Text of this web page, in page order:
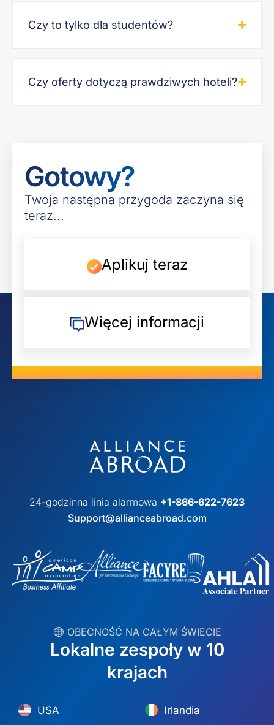
Czy to tylko dla studentów?
Czy oferty dotyczą prawdziwych hoteli?
Gotowy?
Twoja następna przygoda zaczyna się
teraz...
Aplikuj teraz
Więcej informacji
24-godzinna linia alarmowa +1-866-622-7623
Support@allianceabroad.com
︎ OBECNOŚĆ NA CAŁYM ŚWIECIE
Lokalne zespoły w 10
krajach
USA Irlandia